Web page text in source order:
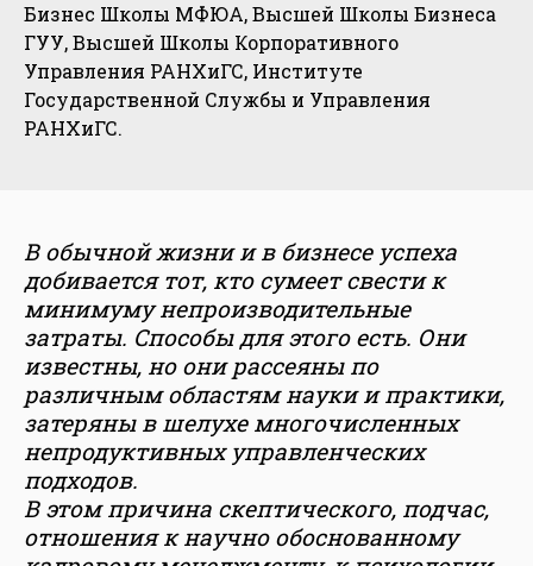
Бизнес Школы МФЮА, Высшей Школы Бизнеса
ГУУ, Высшей Школы Корпоративного
Управления РАНХиГС, Институте
Государственной Службы и Управления
РАНХиГС.
В обычной жизни и в бизнесе успеха
добивается тот, кто сумеет свести к
минимуму непроизводительные
затраты. Способы для этого есть. Они
известны, но они рассеяны по
различным областям науки и практики,
затеряны в шелухе многочисленных
непродуктивных управленческих
подходов.
В этом причина скептического, подчас,
отношения к научно обоснованному